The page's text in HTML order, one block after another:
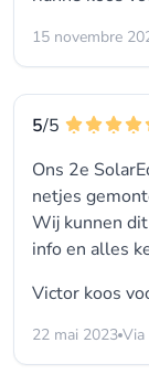
15 novembre
5/5
Ons 2e
netjes
Wij kunnen
info en alles
Victor koos
22 mai 2023 Via